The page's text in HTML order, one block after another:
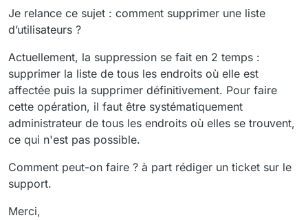
Je relance ce sujet : comment supprimer une liste
d’utilisateurs ?
Actuellement, la suppression se fait en 2 temps :
supprimer la liste de tous les endroits où elle est
affectée puis la supprimer définitivement. Pour faire
cette opération, il faut être systématiquement
administrateur de tous les endroits où elles se trouvent,
ce qui n'est pas possible.
Comment peut-on faire ? à part rédiger un ticket sur le
support.
Merci,